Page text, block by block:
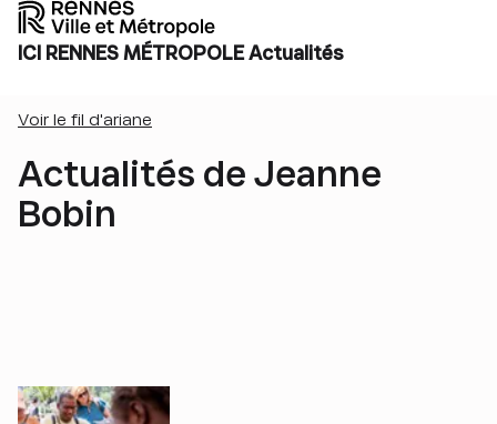
ICI RENNES MÉTROPOLE Actualités
Voir le fil d'ariane
Actualités de Jeanne
Bobin